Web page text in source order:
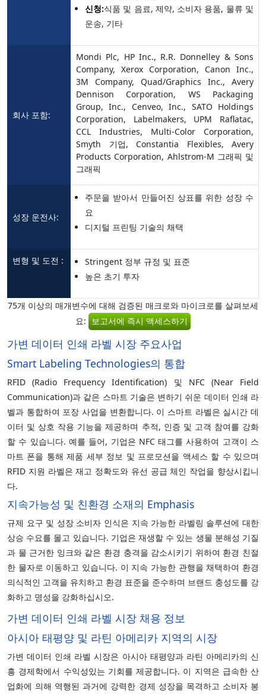
신청:식품 및 음료, 제약, 소비자 용품, 물류 및
운송, 기타
회사 포함:
Mondi Plc, HP Inc., R.R. Donnelley & Sons
Company, Xerox Corporation, Canon Inc.,
3M Company, Quad/Graphics Inc., Avery
Dennison Corporation, WS Packaging
Group, Inc., Cenveo, Inc., SATO Holdings
Corporation, Labelmakers, UPM Raflatac,
CCL Industries, Multi-Color Corporation,
Smyth 기업, Constantia Flexibles, Avery
Products Corporation, Ahlstrom-M 그래픽 및
그래픽
성장 운전사:
주문을 받아서 만들어진 상표를 위한 성장 수
요
디지털 프린팅 기술의 채택
변형 및 도전 :
Stringent 정부 규정 및 표준
높은 초기 투자
75개 이상의 매개변수에 대해 검증된 매크로와 마이크로를 살펴보세
요: 보고서에 즉시 액세스하기
가변 데이터 인쇄 라벨 시장 주요사업
Smart Labeling Technologies의 통합
RFID (Radio Frequency Identification) 및 NFC (Near Field
Communication)과 같은 스마트 기술은 변하기 쉬운 데이터 인쇄 라
벨과 통합하여 포장 사업을 변환합니다. 이 스마트 라벨은 실시간 데
이터 및 상호 작용 기능을 제공하며 추적, 인증 및 고객 참여를 강화
할 수 있습니다. 예를 들어, 기업은 NFC 태그를 사용하여 고객이 스
마트 폰을 통해 제품 세부 정보 및 프로모션을 액세스 할 수 있으며
RFID 지원 라벨은 재고 정확도와 유선 공급 체인 작업을 향상시킵니
다.
지속가능성 및 친환경 소재의 Emphasis
규제 요구 및 성장 소비자 인식은 지속 가능한 라벨링 솔루션에 대한
상승 수요를 몰고 있습니다. 기업은 재생할 수 있는 생물 분해성 기질
과 물 근거한 잉크와 같은 환경 충격을 감소시키기 위하여 환경 친절
한 물자로 이동하고 있습니다. 이 지속 가능한 관행을 채택하여 환경
의식적인 고객을 유치하고 환경 표준을 준수하며 브랜드 충성도를 강
화하고 명성을 강화하십시오.
가변 데이터 인쇄 라벨 시장 채용 정보
아시아 태평양 및 라틴 아메리카 지역의 시장
가변 데이터 인쇄 라벨 시장은 아시아 태평양과 라틴 아메리카의 신
흥 경제학에서 수익성있는 기회를 제공합니다. 이 지역은 급속한 산
업화에 의해 역행된 과거에 강력한 경제 성장을 목격하고 소비자 봉